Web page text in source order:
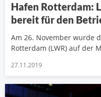
Hafen Rotterdam:
bereit für den
Am 26. November wurde
Rotterdam (LWR) auf der
27.11.2019